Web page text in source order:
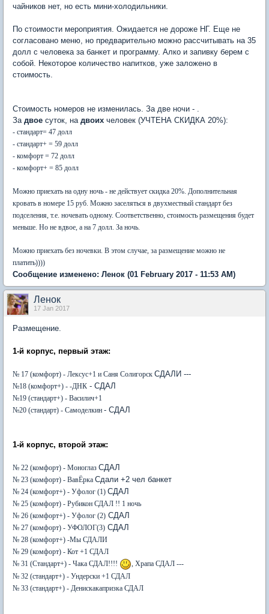
чайников нет, но есть мини-холодильники.
По стоимости мероприятия. Ожидается не дороже НГ. Еще не
согласовано меню, но предварительно можно рассчитывать на 35
долл с человека за банкет и программу. Алко и запивку берем с
собой. Некоторое количество напитков, уже заложено в
стоимость.
Стоимость номеров не изменилась. За две ночи - .
За двое суток, на двоих человек (УЧТЕНА СКИДКА 20%):
- стандарт= 47 долл
- стандарт+ = 59 долл
- комфорт = 72 долл
- комфорт+ = 85 долл
Можно приехать на одну ночь - не действует скидка 20%. Дополнительная
кровать в номере 15 руб. Можно заселяться в двухместный стандарт без
подселения, т.е. ночевать одному. Соответственно, стоимость размещения будет
меньше. Но не вдвое, а на 7 долл. За ночь.
Можно приехать без ночевки. В этом случае, за размещение можно не
платить))))
Сообщение изменено: Ленок (01 February 2017 - 11:53 AM)
Ленок
17 Jan 2017
Размещение.
1-й корпус, первый этаж:
№ 17 (комфорт) - Лексус+1 и Саня Солигорск СДАЛИ ---
№18 (комфорт+) - -ДНК - СДАЛ
№19 (стандарт+) - Василич+1
№20 (стандарт) - Самоделкин - СДАЛ
1-й корпус, второй этаж:
№ 22 (комфорт) - Моноглаз СДАЛ
№ 23 (комфорт) - ВавЁрка Сдали +2 чел банкет
№ 24 (комфорт+) - Уфолог (1) СДАЛ
№ 25 (комфорт) - Рубикон СДАЛ !! 1 ночь
№ 26 (комфорт+) - Уфолог (2) СДАЛ
№ 27 (комфорт) - УФОЛОГ(3) СДАЛ
№ 28 (комфорт+) -Мы СДАЛИ
№ 29 (комфорт) - Кот +1 СДАЛ
№ 31 (Стандарт+) - Чака СДАЛ!!!! , Храпа СДАЛ ---
№ 32 (стандарт+) - Ундерски +1 СДАЛ
№ 33 (стандарт+) - Денискакапризка СДАЛ